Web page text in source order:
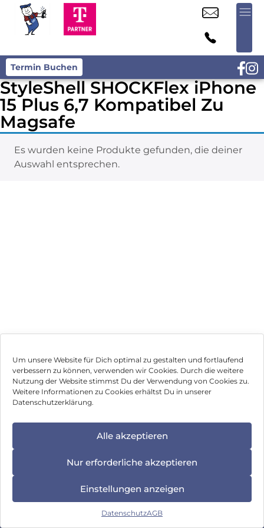
Um unsere Website für Dich optimal zu gestalten und fortlaufend
verbessern zu können, verwenden wir Cookies. Durch die weitere
Nutzung der Website stimmst Du der Verwendung von Cookies zu.
Weitere Informationen zu Cookies erhältst Du in unserer
Datenschutzerklärung.
Alle akzeptieren
Nur erforderliche akzeptieren
Einstellungen anzeigen
DatenschutzAGB
Termin Buchen
StyleShell SHOCKFlex iPhone
15 Plus 6,7 Kompatibel Zu
Magsafe
Es wurden keine Produkte gefunden, die deiner
Auswahl entsprechen.
Impressum
Hinweis zur Batterieentsorgung
Newsletter
, Brodos AG – All Rights Reserved.